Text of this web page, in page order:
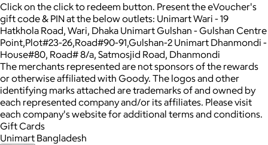
Click on the click to redeem button. Present the eVoucher's
gift code & PIN at the below outlets: Unimart Wari - 19
Hatkhola Road, Wari, Dhaka Unimart Gulshan - Gulshan Centre
Point,Plot#23-26,Road#90-91,Gulshan-2 Unimart Dhanmondi -
House#80, Road# 8/a, Satmosjid Road, Dhanmondi
The merchants represented are not sponsors of the rewards
or otherwise affiliated with Goody. The logos and other
identifying marks attached are trademarks of and owned by
each represented company and/or its affiliates. Please visit
each company's website for additional terms and conditions.
Gift Cards
Unimart Bangladesh